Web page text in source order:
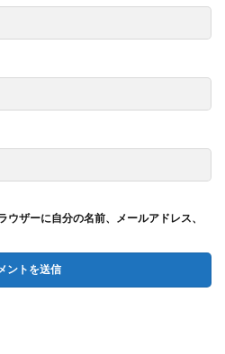
ザーに自分の名前、メールアドレス、